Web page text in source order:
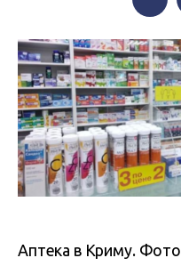
Аптека в Криму.